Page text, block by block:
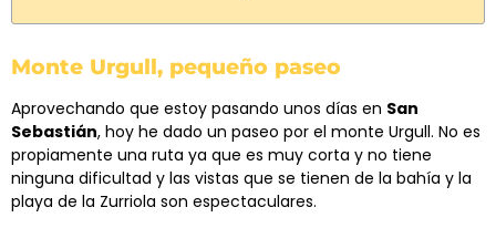
Monte Urgull, pequeño paseo
Aprovechando que estoy pasando unos días en San
Sebastián, hoy he dado un paseo por el monte Urgull. No es
propiamente una ruta ya que es muy corta y no tiene
ninguna dificultad y las vistas que se tienen de la bahía y la
playa de la Zurriola son espectaculares.